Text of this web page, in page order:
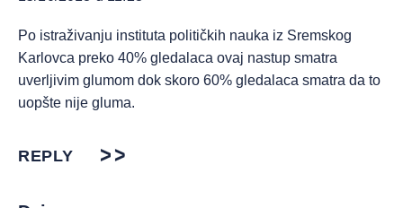
Po istraživanju instituta političkih nauka iz Sremskog
Karlovca preko 40% gledalaca ovaj nastup smatra
uverljivim glumom dok skoro 60% gledalaca smatra da to
uopšte nije gluma.
REPLY